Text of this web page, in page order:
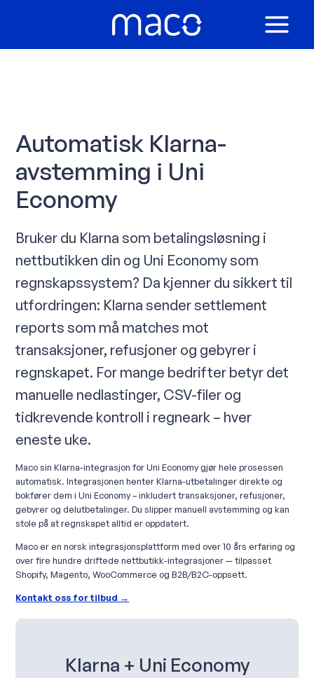
til
MAIN
Automatisk Klarna-
avstemming i Uni
Economy
Bruker du Klarna som betalingsløsning i
nettbutikken din og Uni Economy som
regnskapssystem? Da kjenner du sikkert til
utfordringen: Klarna sender settlement
reports som må matches mot
transaksjoner, refusjoner og gebyrer i
regnskapet. For mange bedrifter betyr det
manuelle nedlastinger, CSV-filer og
tidkrevende kontroll i regneark – hver
eneste uke.
Maco sin Klarna-integrasjon for Uni Economy gjør hele prosessen
automatisk. Integrasjonen henter Klarna-utbetalinger direkte og
bokfører dem i Uni Economy – inkludert transaksjoner, refusjoner,
gebyrer og delutbetalinger. Du slipper manuell avstemming og kan
stole på at regnskapet alltid er oppdatert.
Maco er en norsk integrasjonsplattform med over 10 års erfaring og
over fire hundre driftede nettbutikk-integrasjoner — tilpasset
Shopify, Magento, WooCommerce og B2B/B2C-oppsett.
Kontakt oss for tilbud →
Klarna + Uni Economy